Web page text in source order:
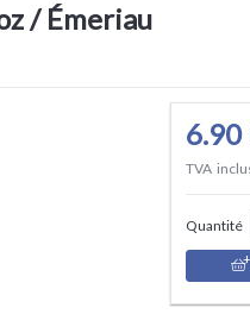
/ Émeriau
6.90
TVA
Quantité